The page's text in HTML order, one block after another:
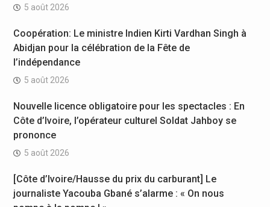
5 août 2026
Coopération: Le ministre Indien Kirti Vardhan Singh à
Abidjan pour la célébration de la Fête de
l’indépendance
5 août 2026
Nouvelle licence obligatoire pour les spectacles : En
Côte d’Ivoire, l’opérateur culturel Soldat Jahboy se
prononce
5 août 2026
[Côte d’Ivoire/Hausse du prix du carburant] Le
journaliste Yacouba Gbané s’alarme : « On nous